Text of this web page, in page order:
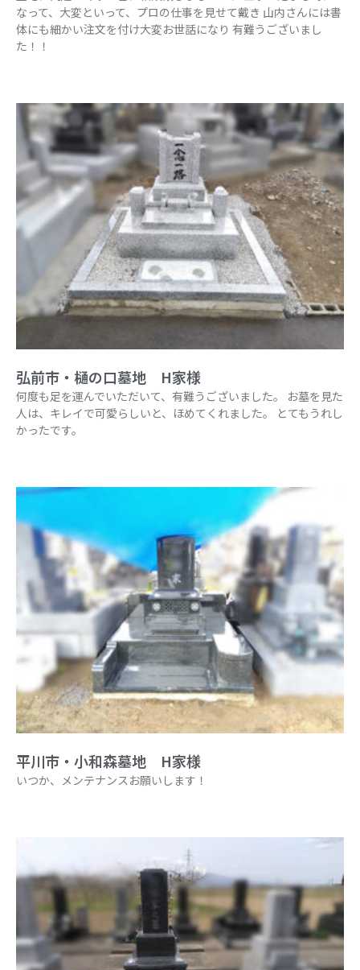
なって、大変といって、プロの仕事を見せて戴き 山内さんには書
体にも細かい注文を付け大変お世話になり 有難うございまし
た！！
弘前市・樋の口墓地 H家様
何度も足を運んでいただいて、有難うございました。 お墓を見た
人は、キレイで可愛らしいと、ほめてくれました。 とてもうれし
かったです。
平川市・小和森墓地 H家様
いつか、メンテナンスお願いします！